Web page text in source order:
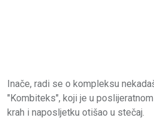
Inače, radi se o kompleksu
"Kombiteks", koji je u
krah i naposljetku otišao u stečaj.